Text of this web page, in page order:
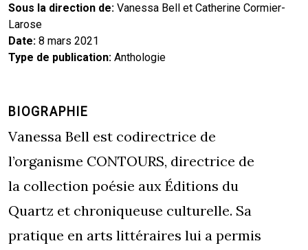
BIOGRAPHIE
Vanessa Bell est codirectrice de
l’organisme CONTOURS, directrice de
la collection poésie aux Éditions du
Quartz et chroniqueuse culturelle. Sa
pratique en arts littéraires lui a permis
Sous la direction de Vanessa Bell et Catherine Cormier-
Larose
Date 8 mars 2021
Type de publication Anthologie